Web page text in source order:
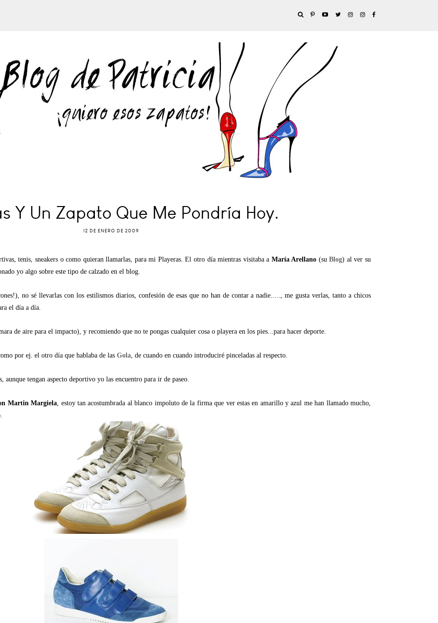
Y Un Zapato Que Me Pondría Hoy.
12 DE ENERO DE 2009
tenis, sneakers o como quieran llamarlas, para mi Playeras. El otro día mientras visitaba a María Arellano (suBlog) al ver su
yo algo sobre este tipo de calzado en el blog.
no sé llevarlas con los estilismos diarios, confesión de esas que no han de contar a nadie....., me gusta verlas, tanto a chicos
el día a día.
de aire para el impacto), y recomiendo que no te pongas cualquier cosa o playera en los pies...para hacer deporte.
por ej. el otro día que hablaba de las Gola, de cuando en cuando introduciré pinceladas al respecto.
aunque tengan aspecto deportivo yo las encuentro para ir de paseo.
Martin Margiela, estoy tan acostumbrada al blanco impoluto de la firma que ver estas en amarillo y azul me han llamado mucho,